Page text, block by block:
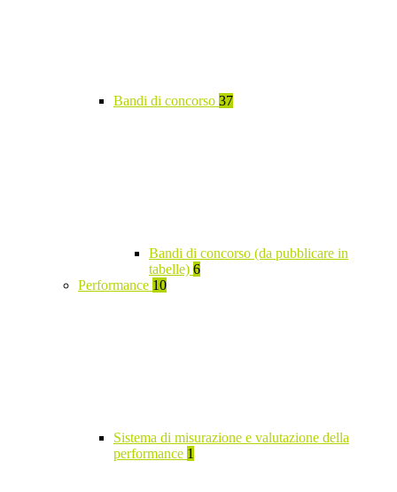
Bandi di concorso 37
Bandi di concorso (da pubblicare in
tabelle) 6
Performance 10
Sistema di misurazione e valutazione della
performance 1